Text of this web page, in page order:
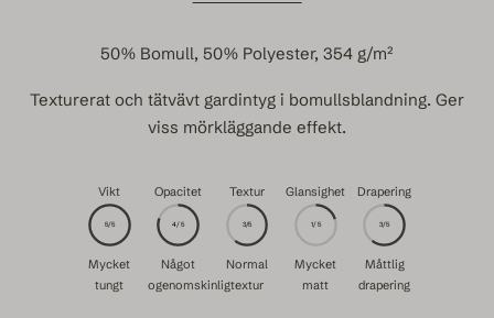
50% Bomull, 50% Polyester, 354 g/m²
Texturerat och tätvävt gardintyg i bomullsblandning. Ger
viss mörkläggande effekt.
Vikt
5/5
Mycket
tungt
Opacitet
4/5
Något
ogenomskinlig
Textur
3/5
Normal
textur
Glansighet
1/5
Mycket
matt
Drapering
3/5
Måttlig
drapering